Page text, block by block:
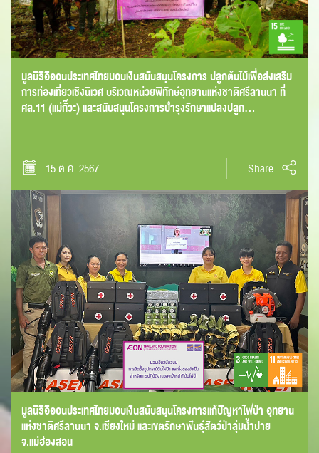
มูลนิธิอิออนประเทศไทยมอบเงินสนับสนุนโครงการ ปลูกต้นไม้เพื่อส่งเสริม
การท่องเที่ยวเชิงนิเวศ บริเวณหน่วยพิทักษ์อุทยานแห่งชาติศรีลานนา ที่
ศล.11 (แม่กั๊วะ) และสนับสนุนโครงการบำรุงรักษาแปลงปลูก…
15 ต.ค. 2567 Share
มูลนิธิอิออนประเทศไทยมอบเงินสนับสนุนโครงการแก้ปัญหาไฟป่า อุทยาน
แห่งชาติศรีลานนา จ.เชียงใหม่ และเขตรักษาพันธุ์สัตว์ป่าลุ่มน้ำปาย
จ.แม่ฮ่องสอน